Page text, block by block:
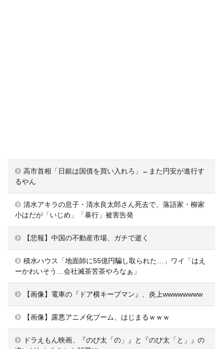
高市首相「日銀は国債を買い入れろ」←また円安が進行す
るやん
清水アキラの息子・清水良太郎さん死去で、落語家・柳家
小はだが「いじめ」「暴行」被害告発
【悲報】中国の不動産市場、ガチで逝く
積水ハウス「地面師に55億円騙し取られた…」ワイ「はえ
ーかわいそう…会社滅茶苦茶やろなぁ」
【画像】電車の『ドア横キープマン』、炎上wwwwwwww
【画像】露悪アニメ化ブーム、はじまるｗｗｗ
ドラえもん映画、『のび太「の」』と『のび太「と」』の